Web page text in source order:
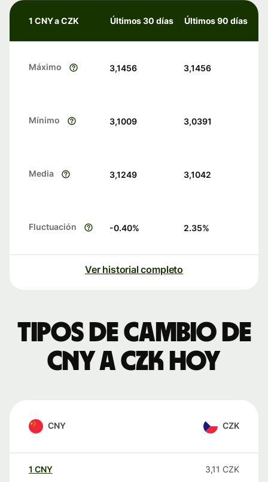
1 CNY a CZK Últimos 30 días Últimos 90 días
Máximo 3,1456 3,1456
Mínimo 3,1009 3,0391
Media 3,1249 3,1042
Fluctuación -0.40% 2.35%
Ver historial completo
Tipos de cambio de
CNY a CZK hoy
CNY CZK
1 CNY 3,11 CZK